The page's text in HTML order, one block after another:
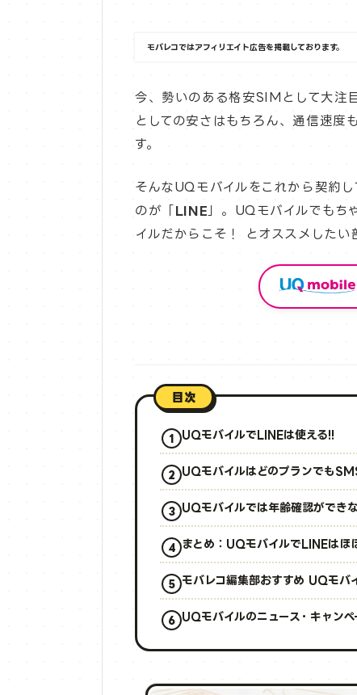
モバレコではアフィリエイト広告を掲載しております。
今、勢いのある格安SIMとして大注
としての安さはもちろん、通信速度
す。
そんなUQモバイルをこれから契約
のが「 LINE 」。UQモバイルでも
イルだからこそ！ とオススメしたい
目次
UQモバイルでLINEは使える!!
UQモバイルはどのプランでも
UQモバイルでは年齢確認ができ
まとめ：UQモバイルでLINEはほ
モバレコ編集部おすすめ UQモバ
UQモバイルのニュース・キャンペ